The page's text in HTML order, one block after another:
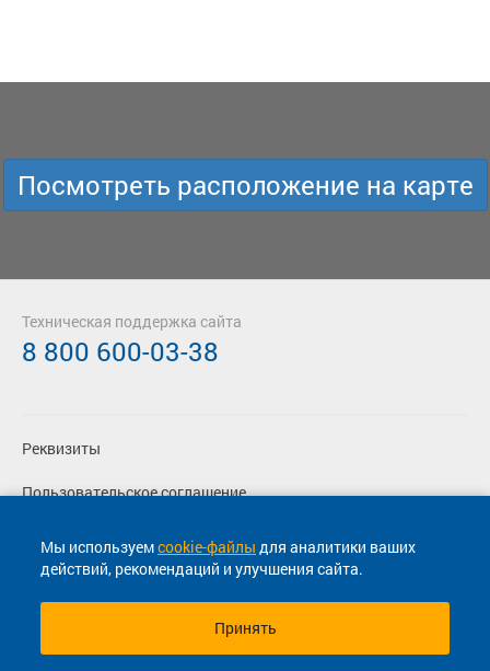
Мы используемcookie-файлы для аналитики ваших
действий, рекомендаций и улучшения сайта.
Принять
Посмотреть расположение на карте
Реквизиты
Пользовательское соглашение
Политика конфиденциальности
Согласие на маркетинговые сообщения
Техническая поддержка сайта
8 800 600-03-38
© 2013-2026, ООО "Капитал"- Онлайн сервис продажи